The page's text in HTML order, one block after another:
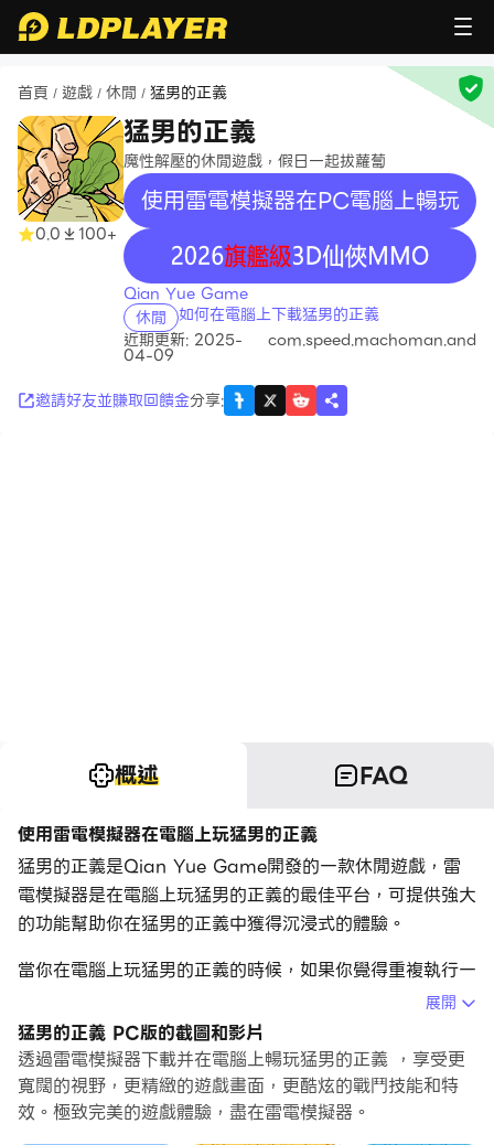
首頁 / 遊戲 / 休閒 / 猛男的正義
0.0 100+
猛男的正義
魔性解壓的休閒遊戲，假日一起拔蘿蔔
使用雷電模擬器在PC電腦上暢玩
recommend
Qian Yue Game
休閒 如何在電腦上下載猛男的正義
近期更新: 2025-
04-09
com.speed.machoman.and
邀請好友並賺取回饋金分享:
概述 FAQ
使用雷電模擬器在電腦上玩猛男的正義
猛男的正義是Qian Yue Game開發的一款休閒遊戲，雷
電模擬器是在電腦上玩猛男的正義的最佳平台，可提供強大
的功能幫助你在猛男的正義中獲得沉浸式的體驗。
當你在電腦上玩猛男的正義的時候，如果你覺得重複執行一
個動作或任務很費時間很無聊，別擔心，巨集指令功能可以
幫你解決你的煩惱！你只需要點擊螢幕記錄功能來記錄你的
操作，然後把它留給巨集指令來解決。巨集指令功能完全自
動化您的操作，讓您以最少的努力輕鬆贏得遊戲！！現在就
開始在電腦上下載和玩猛男的正義吧！
展開
猛男的正義 PC版的截圖和影片
透過雷電模擬器下載并在電腦上暢玩猛男的正義 ，享受更
寬闊的視野，更精緻的遊戲畫面，更酷炫的戰鬥技能和特
效。極致完美的遊戲體驗，盡在雷電模擬器。